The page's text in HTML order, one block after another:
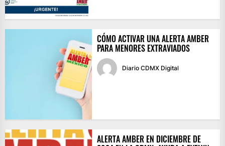
CÓMO ACTIVAR UNA ALERTA AMBER
PARA MENORES EXTRAVIADOS
Diario CDMX Digital
ALERTA AMBER EN DICIEMBRE DE